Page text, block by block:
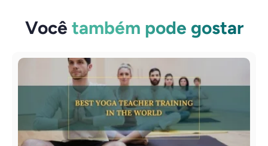
Você também pode gostar